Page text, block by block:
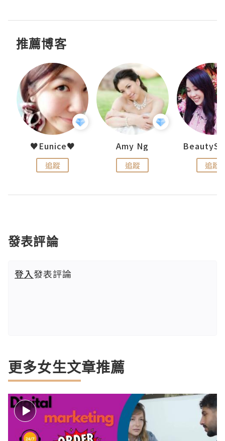
推薦博客
♥Eunice♥
追蹤
Amy Ng
追蹤 追蹤
發表評論
登入發表評論
更多女生文章推薦